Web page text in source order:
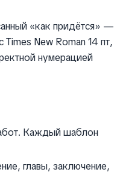
«как придётся» —
New Roman 14 пт,
нумерацией
Каждый шаблон
главы, заключение,